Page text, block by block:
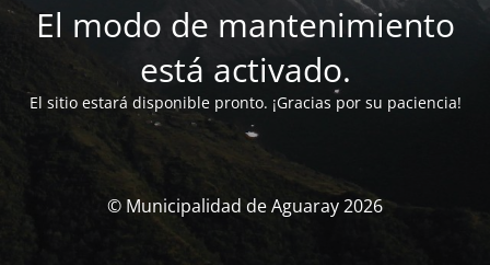
El modo de mantenimiento
está activado.
El sitio estará disponible pronto. ¡Gracias por su paciencia!
© Municipalidad de Aguaray 2026